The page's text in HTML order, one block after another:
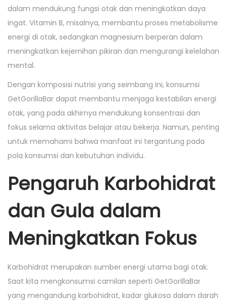
dalam mendukung fungsi otak dan meningkatkan daya
ingat. Vitamin B, misalnya, membantu proses metabolisme
energi di otak, sedangkan magnesium berperan dalam
meningkatkan kejernihan pikiran dan mengurangi kelelahan
mental.
Dengan komposisi nutrisi yang seimbang ini, konsumsi
GetGorillaBar dapat membantu menjaga kestabilan energi
otak, yang pada akhirnya mendukung konsentrasi dan
fokus selama aktivitas belajar atau bekerja. Namun, penting
untuk memahami bahwa manfaat ini tergantung pada
pola konsumsi dan kebutuhan individu.
Pengaruh Karbohidrat
dan Gula dalam
Meningkatkan Fokus
Karbohidrat merupakan sumber energi utama bagi otak.
Saat kita mengkonsumsi camilan seperti GetGorillaBar
yang mengandung karbohidrat, kadar glukosa dalam darah